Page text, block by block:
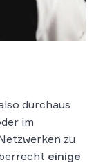
durchaus
im
zu
einige